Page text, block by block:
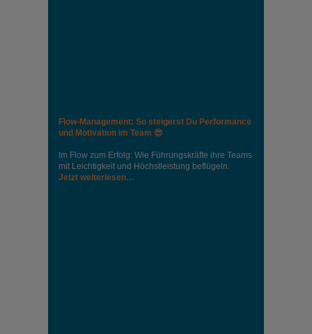
Flow-Management: So steigerst Du Performance
und Motivation im Team 😎
Im Flow zum Erfolg: Wie Führungskräfte ihre Teams
mit Leichtigkeit und Höchstleistung beflügeln.
Jetzt weiterlesen…